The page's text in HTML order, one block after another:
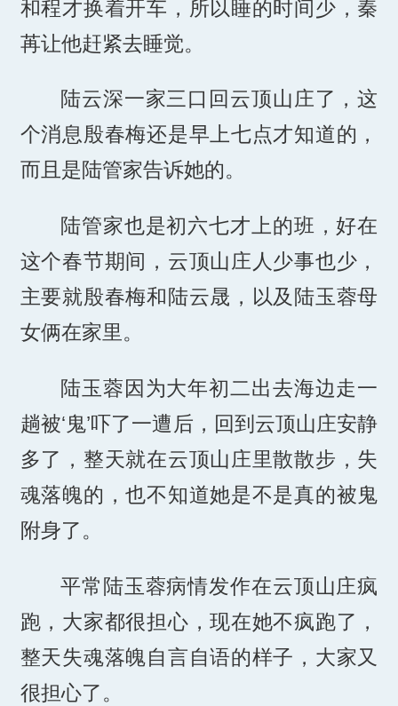
和程才换着开车，所以睡的时间少，秦
苒让他赶紧去睡觉。
陆云深一家三口回云顶山庄了，这
个消息殷春梅还是早上七点才知道的，
而且是陆管家告诉她的。
陆管家也是初六七才上的班，好在
这个春节期间，云顶山庄人少事也少，
主要就殷春梅和陆云晟，以及陆玉蓉母
女俩在家里。
陆玉蓉因为大年初二出去海边走一
趟被‘鬼’吓了一遭后，回到云顶山庄安静
多了，整天就在云顶山庄里散散步，失
魂落魄的，也不知道她是不是真的被鬼
附身了。
平常陆玉蓉病情发作在云顶山庄疯
跑，大家都很担心，现在她不疯跑了，
整天失魂落魄自言自语的样子，大家又
很担心了。